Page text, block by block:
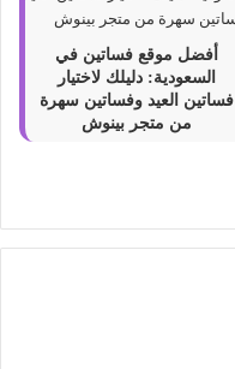
أفضل موقع فساتين في
السعودية: دليلك لاختيار
فساتين العيد وفساتين سهرة
من متجر بينوش